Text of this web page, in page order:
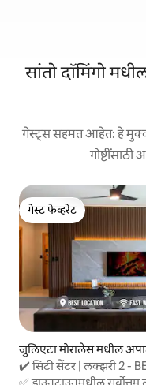
सांतो दॉमिंगो
गेस्ट्स सहमत आहेत: हे
गेस्ट फेव्हरेट
गेस्ट फेव्हरेट
जुलिएटा मोरालेस मधील
✔️ सिटी सेंटर | लक्झरी 2 -
उत्तम व्ह्यूज